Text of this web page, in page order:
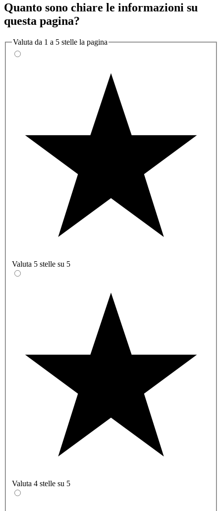
Quanto sono chiare le informazioni su
questa pagina?
Valuta da 1 a 5 stelle la pagina
Valuta 5 stelle su 5
Valuta 4 stelle su 5